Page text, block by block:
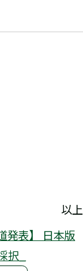
以上
発表】 日本版
_